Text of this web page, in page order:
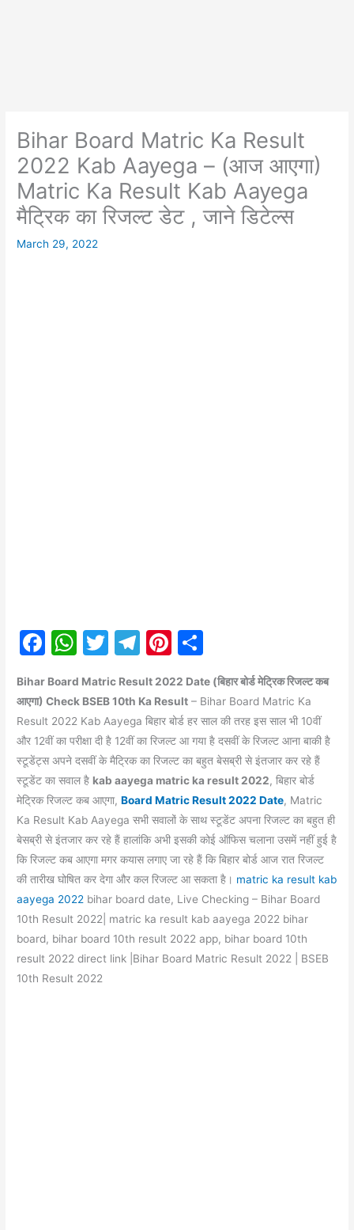
Bihar Board Matric Ka Result
2022 Kab Aayega – (आज आएगा)
Matric Ka Result Kab Aayega
मैट्रिक का रिजल्ट डेट , जाने डिटेल्स
March 29, 2022
F
c
e
b
o
o
k
W
at
s
A
p
p
T
itt
er
T
e
gr
a
m
Pi
er
e
st
h
ar
e
Bihar Board Matric Result 2022 Date (बिहार बोर्ड मेट्रिक रिजल्ट कब
आएगा) Check BSEB 10th Ka Result – Bihar Board Matric Ka
Result 2022 Kab Aayega बिहार बोर्ड हर साल की तरह इस साल भी 10वीं
और 12वीं का परीक्षा दी है 12वीं का रिजल्ट आ गया है दसवीं के रिजल्ट आना बाकी है
स्टूडेंट्स अपने दसवीं के मैट्रिक का रिजल्ट का बहुत बेसब्री से इंतजार कर रहे हैं
स्टूडेंट का सवाल है kab aayega matric ka result 2022, बिहार बोर्ड
मेट्रिक रिजल्ट कब आएगा,Board Matric Result 2022 Date, Matric
Ka Result Kab Aayega सभी सवालों के साथ स्टूडेंट अपना रिजल्ट का बहुत ही
बेसब्री से इंतजार कर रहे हैं हालांकि अभी इसकी कोई ऑफिस चलाना उसमें नहीं हुई है
कि रिजल्ट कब आएगा मगर कयास लगाए जा रहे हैं कि बिहार बोर्ड आज रात रिजल्ट
की तारीख घोषित कर देगा और कल रिजल्ट आ सकता है। matric ka result kab
aayega 2022 bihar board date, Live Checking – Bihar Board
10th Result 2022| matric ka result kab aayega 2022 bihar
board, bihar board 10th result 2022 app, bihar board 10th
result 2022 direct link |Bihar Board Matric Result 2022 | BSEB
10th Result 2022